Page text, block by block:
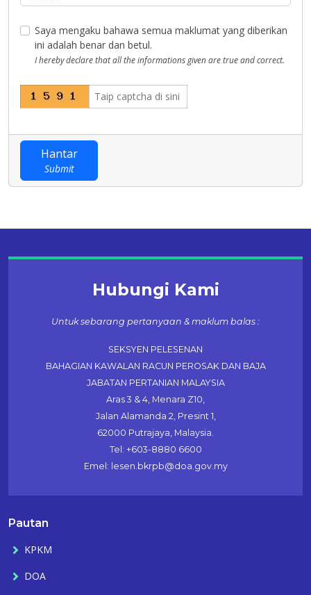
Saya mengaku bahawa semua maklumat yang diberikan
ini adalah benar dan betul.
I hereby declare that all the informations given are true and correct.
Hantar
Submit
Hubungi Kami
Untuk sebarang pertanyaan & maklum balas :
SEKSYEN PELESENAN
BAHAGIAN KAWALAN RACUN PEROSAK DAN BAJA
JABATAN PERTANIAN MALAYSIA
Aras 3 & 4, Menara Z10,
Jalan Alamanda 2, Presint 1,
62000 Putrajaya, Malaysia.
Tel: +603-8880 6600
Emel: lesen.bkrpb@doa.gov.my
Pautan
KPKM
DOA